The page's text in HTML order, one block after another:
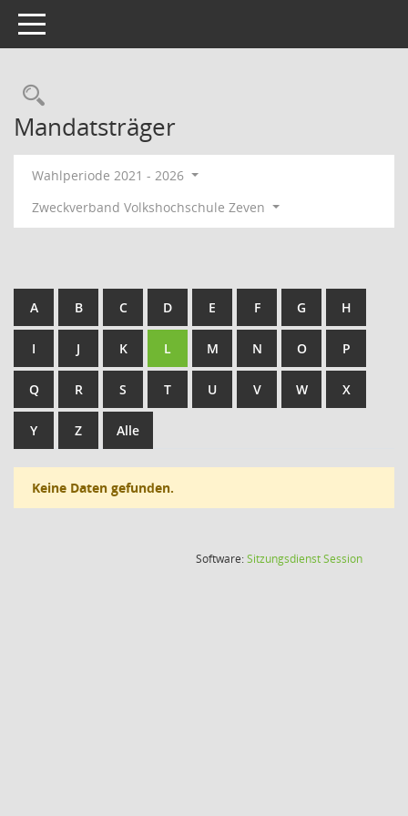
Toggle navigation
Rechercheauswahl
Mandatsträger
Wahlperiode 2021 - 2026
Zweckverband Volkshochschule Zeven
A B C D E F G H
I J K L M N O P
Q R S T U V W X
Y Z Alle
Keine Daten gefunden.
Software:SitzungsdienstSession(Wird in